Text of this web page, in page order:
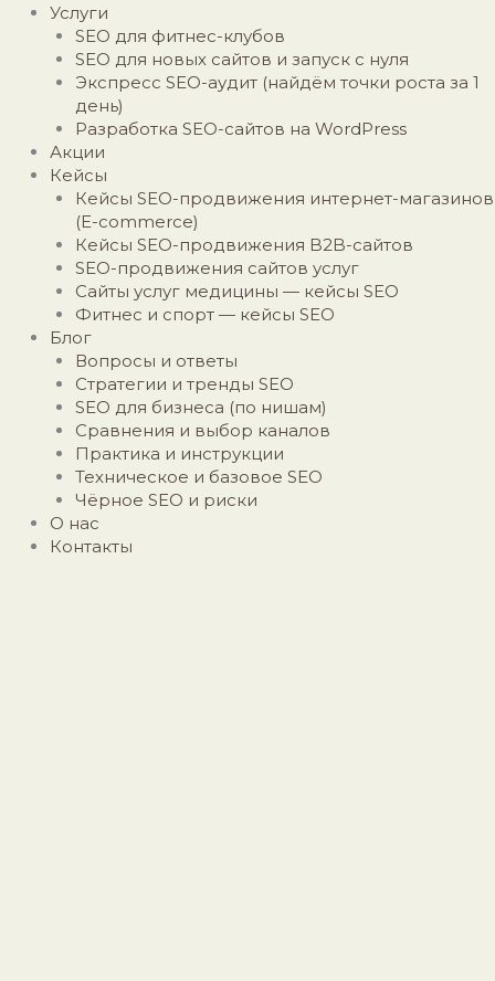
Услуги
SEO для фитнес-клубов
SEO для новых сайтов и запуск с нуля
Экспресс SEO-аудит (найдём точки роста за 1
день)
Разработка SEO-сайтов на WordPress
Акции
Кейсы
Кейсы SEO-продвижения интернет-магазинов
(E-commerce)
Кейсы SEO-продвижения B2B-сайтов
SEO-продвижения сайтов услуг
Сайты услуг медицины — кейсы SEO
Фитнес и спорт — кейсы SEO
Блог
Вопросы и ответы
Стратегии и тренды SEO
SEO для бизнеса (по нишам)
Сравнения и выбор каналов
Практика и инструкции
Техническое и базовое SEO
Чёрное SEO и риски
О нас
Контакты